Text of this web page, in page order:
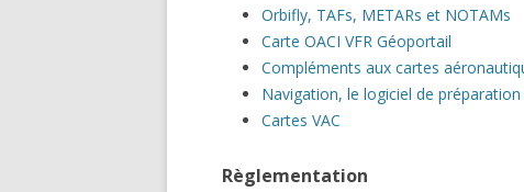
Orbifly, TAFs, METARs et NOTAMs
Carte OACI VFR Géoportail
Compléments aux cartes
Navigation, le logiciel de
Cartes VAC
Règlementation